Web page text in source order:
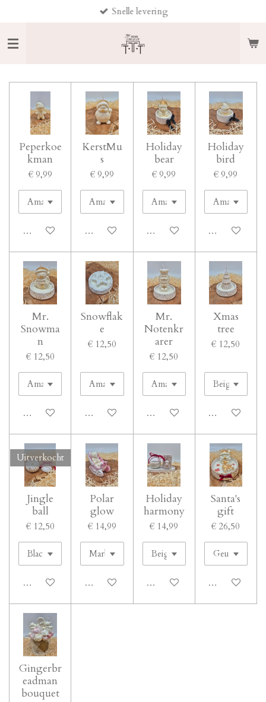
direct
naar
de
hoofdinhoud
Snelle levering
Peperkoe
kman
€ 9,99
In winkelwagen
KerstMu
s
€ 9,99
In winkelwagen
Holiday
bear
€ 9,99
In winkelwagen
Holiday
bird
€ 9,99
In
Mr.
Snowma
n
€ 12,50
In winkelwagen
Snowflak
e
€ 12,50
In winkelwagen
Mr.
Notenkr
arer
€ 12,50
In winkelwagen
Xmas
tree
€ 12,50
In
Uitverkocht
Jingle
ball
€ 12,50
Houd mij op de hoogte
Polar
glow
€ 14,99
In winkelwagen
Holiday
harmony
€ 14,99
In winkelwagen
Santa's
gift
€ 26,50
In
Gingerbr
eadman
bouquet